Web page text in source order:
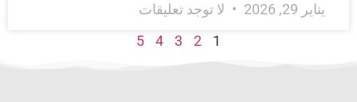
يناير 29, 2026
لا توجد تعليقات
1
2
3
4
5